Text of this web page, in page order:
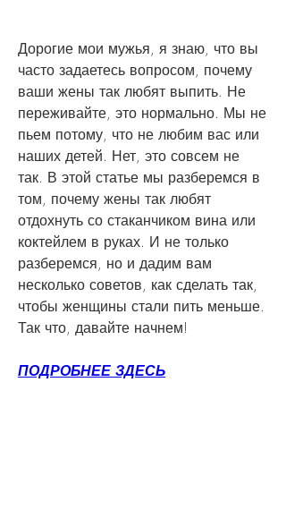
Дорогие мои мужья, я знаю, что вы
часто задаетесь вопросом, почему
ваши жены так любят выпить. Не
переживайте, это нормально. Мы не
пьем потому, что не любим вас или
наших детей. Нет, это совсем не
так. В этой статье мы разберемся в
том, почему жены так любят
отдохнуть со стаканчиком вина или
коктейлем в руках. И не только
разберемся, но и дадим вам
несколько советов, как сделать так,
чтобы женщины стали пить меньше.
Так что, давайте начнем!
ПОДРОБНЕЕ ЗДЕСЬ